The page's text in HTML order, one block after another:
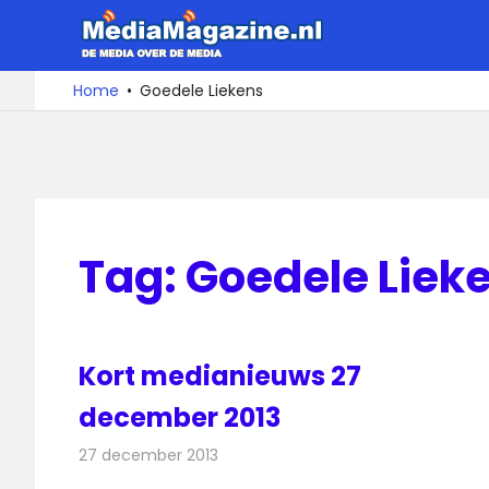
de
De
media
over
Home Goedele Liekens
Tag:Goedele
Kort medianieuws 27
december 2013
27 december 2013